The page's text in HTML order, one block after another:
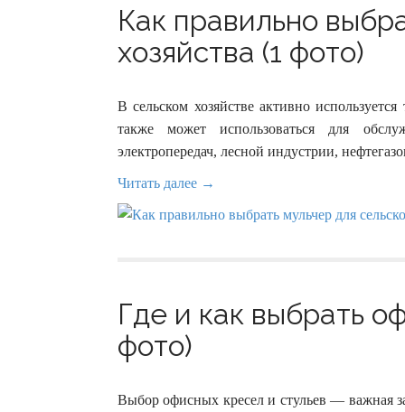
Как правильно
хозяйства (1 фото)
В сельском хозяйстве активно
также может использоваться для
электропередач, лесной индустрии,
Читать далее →
Где и как выбрать
фото)
Выбор офисных кресел и стульев — важная